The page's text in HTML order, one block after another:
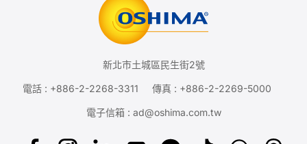
新北市土城區民生街2號
電話 : +886-2-2268-3311 傳真 : +886-2-2269-5000
電子信箱 : ad@oshima.com.tw